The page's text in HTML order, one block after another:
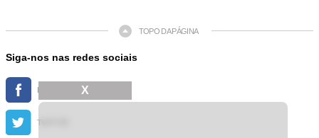
TOPO DA PÁGINA
Siga-nos nas redes sociais
TWITTER
X